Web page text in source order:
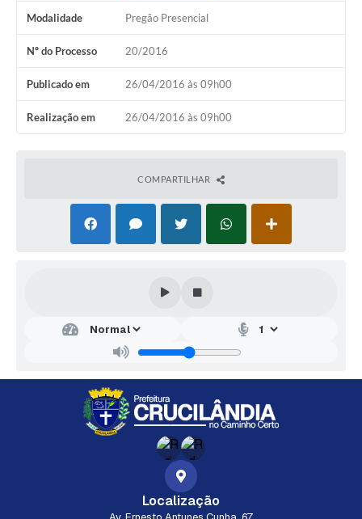
Modalidade Pregão Presencial
Nº do Processo 20/2016
Publicado em 26/04/2016 às 09h00
Realização em 26/04/2016 às 09h00
COMPARTILHAR
Localização